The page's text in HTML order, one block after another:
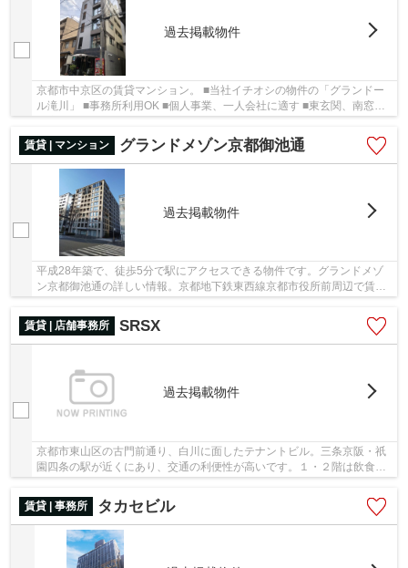
過去掲載物件
京都市中京区の賃貸マンション。 ■当社イチオシの物件の「グランドー
ル滝川」 ■事務所利用OK ■個人事業、一人会社に適す ■東玄関、南窓、
賃貸 | マンション
グランドメゾン京都御池通
過去掲載物件
平成28年築で、徒歩5分で駅にアクセスできる物件です。グランドメゾ
ン京都御池通の詳しい情報。京都地下鉄東西線京都市役所前周辺で賃貸
賃貸 | 店舗事務所
SRSX
過去掲載物件
京都市東山区の古門前通り、白川に面したテナントビル。三条京阪・祇
園四条の駅が近くにあり、交通の利便性が高いです。１・２階は飲食店
賃貸 | 事務所
タカセビル